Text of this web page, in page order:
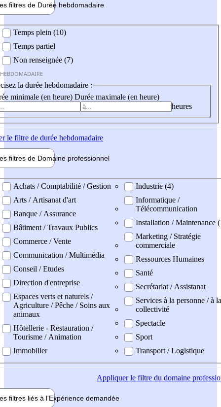
filtres de Durée hebdomadaire
Temps plein (10)
Temps partiel
Non renseignée (7)
la durée hebdomadaire :
minimale (en heure) Durée maximale (en heure)
heures
le filtre de durée hebdomadaire
filtres de Domaine professionnel
professionel
Achats / Comptabilité / Gestion
Arts / Artisanat d'art
Banque / Assurance
Bâtiment / Travaux Publics
Commerce / Vente
Communication / Multimédia
Conseil / Etudes
Direction d'entreprise
Espaces verts et naturels /
Agriculture / Pêche / Soins aux
animaux
Hôtellerie - Restauration /
Tourisme / Animation
Immobilier
Industrie (4)
Informatique /
Télécommunication
Installation / Maintenance
Marketing / Stratégie
commerciale
Ressources Humaines
Santé
Secrétariat / Assistanat
Services à la personne / à la
collectivité
Spectacle
Sport
Transport / Logistique
Appliquerle filtre du domaine
filtres liés à l'Expérience demandée